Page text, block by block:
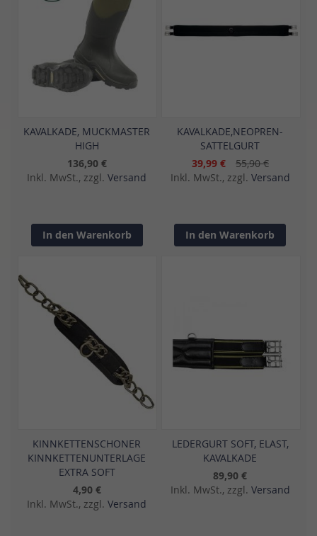
KAVALKADE, MUCKMASTER
HIGH
136,90 €
Inkl. MwSt., zzgl. Versand
In den Warenkorb
KAVALKADE,NEOPREN-
SATTELGURT
39,99 €
55,90 €
Inkl. MwSt., zzgl. Versand
In den Warenkorb
KINNKETTENSCHONER
KINNKETTENUNTERLAGE
EXTRA SOFT
4,90 €
Inkl. MwSt., zzgl. Versand
LEDERGURT SOFT, ELAST,
KAVALKADE
89,90 €
Inkl. MwSt., zzgl. Versand